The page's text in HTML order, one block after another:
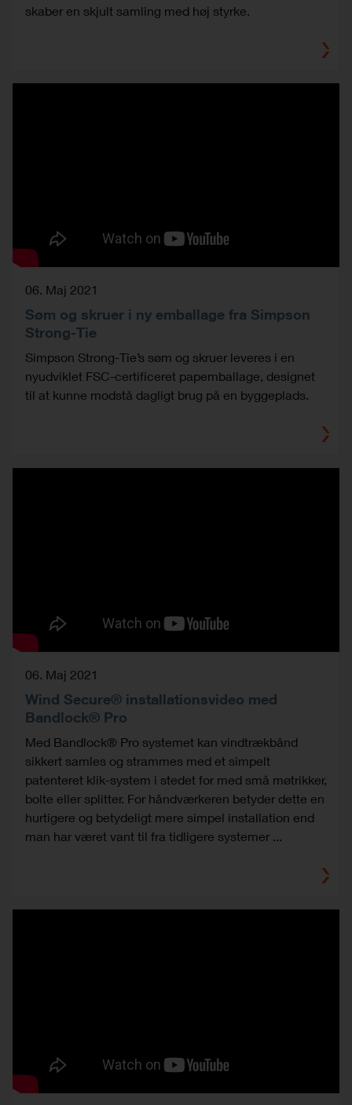
skaber en skjult samling med høj styrke.
06. Maj 2021
Søm og skruer i ny emballage fra Simpson
Strong-Tie
Simpson Strong-Tie’s søm og skruer leveres i en
nyudviklet FSC-certificeret papemballage, designet
til at kunne modstå dagligt brug på en byggeplads.
06. Maj 2021
Wind Secure® installationsvideo med
Bandlock® Pro
Med Bandlock® Pro systemet kan vindtrækbånd
sikkert samles og strammes med et simpelt
patenteret klik-system i stedet for med små møtrikker,
bolte eller splitter. For håndværkeren betyder dette en
hurtigere og betydeligt mere simpel installation end
man har været vant til fra tidligere systemer ...